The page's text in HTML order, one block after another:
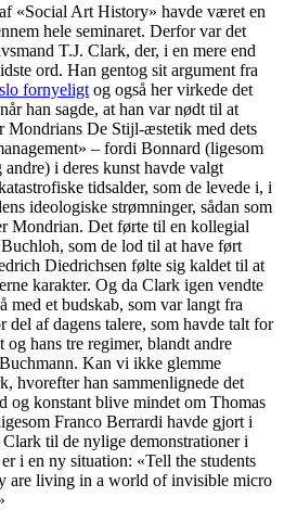
«Social Art History» havde været en
hele seminaret. Derfor var det
T.J. Clark, der, i en mere end
ord. Han gentog sit argument fra
fornyeligt og også her virkede det
han sagde, at han var nødt til at
De Stijl-æstetik med dets
– fordi Bonnard (ligesom
i deres kunst havde valgt
tidsalder, som de levede i, i
ideologiske strømninger, sådan som
Mondrian. Det førte til en kollegial
som de lod til at have ført
Diedrichsen følte sig kaldet til at
karakter. Og da Clark igen vendte
med et budskab, som var langt fra
del af dagens talere, som havde talt for
hans tre regimer, blandt andre
Kan vi ikke glemme
hvorefter han sammenlignede det
og konstant blive mindet om Thomas
Franco Berrardi havde gjort i
Clark til de nylige demonstrationer i
i en ny situation: «Tell the students
are living in a world of invisible micro